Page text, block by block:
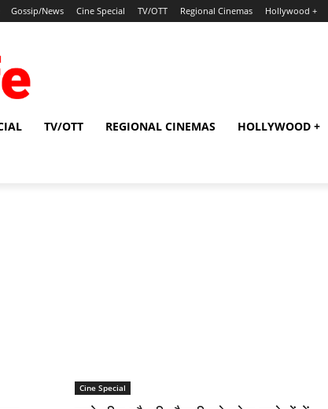
Gossip/News Cine Special TV/OTT Regional Cinemas Hollywood +
TV/OTT REGIONAL CINEMAS HOLLYWOOD +
Cine Special